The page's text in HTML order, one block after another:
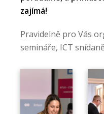
zajímá!
Pravidelně pro Vás
semináře, ICT